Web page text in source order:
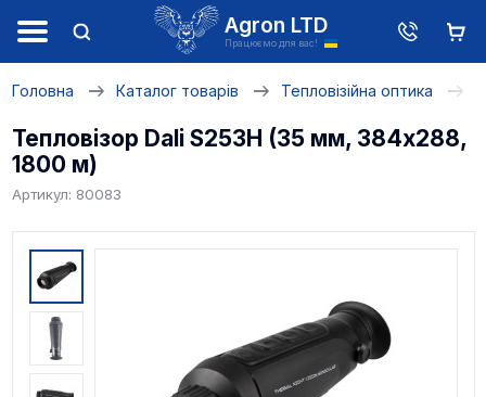
Agron LTD
Працюємо для вас!
Головна Каталог товарів Тепловізійна оптика
Тепловізор Dali S253H (35 мм, 384х288,
1800 м)
Артикул: 80083